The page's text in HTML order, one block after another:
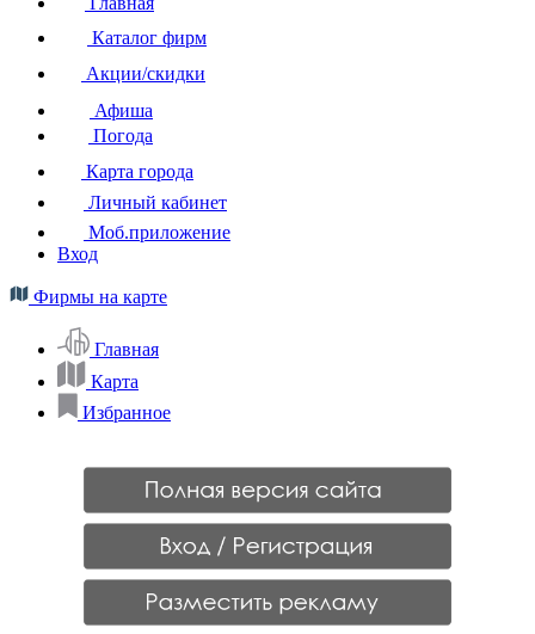
Каталог фирм
Акции/скидки
Афиша
Погода
Карта города
Личный кабинет
Моб.приложение
Вход
Фирмы на карте
Главная
Карта
Избранное